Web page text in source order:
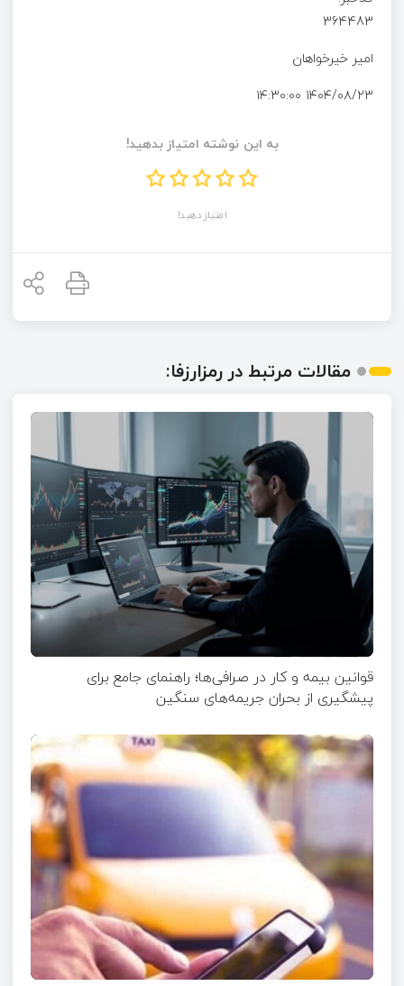
364483
امیر خیرخواهان
۱۴۰۴/۰۸/۲۳ ۱۴:۳۰:۰۰
به این نوشته امتیاز بدهید!
امتیاز دهید!
مقالات مرتبط در رمزارزفا:
قوانین بیمه و کار در صرافی‌ها؛ راهنمای جامع برای
پیشگیری از بحران جریمه‌های سنگین